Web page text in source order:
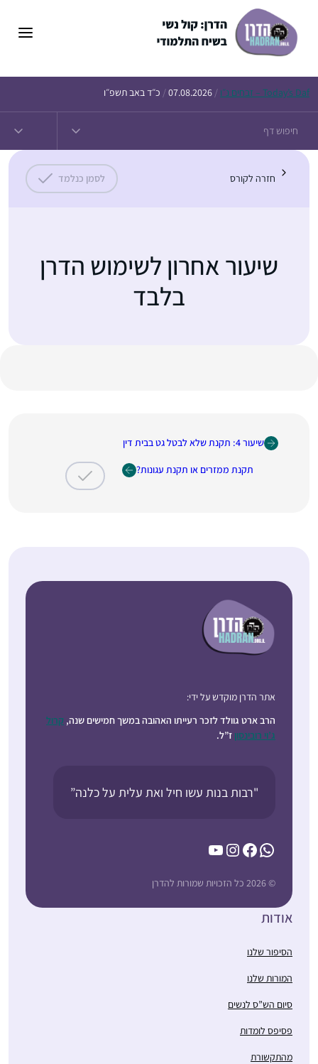
Today’s Daf – זבחים נ״ו /
07.08.2026
/ כ״ד באב תשפ״ו
חזרה לקורס לסמן כנלמד
שיעור אחרון לשימוש הדרן
בלבד
שיעור 4: תקנת שלא לבטל גט בבית דין
תקנת ממזרים או תקנת עגונות?
אתר הדרן מוקדש על ידי:
הרב ארט גוולד לזכר רעייתו האהובה במשך חמישים שנה, קרול
ג’וי רובינסון ז”ל.
"רבות בנות עשו חיל ואת עלית על כלנה”
WhatsApp
Facebook
Instagram
YouTube
© 2026 כל הזכויות שמורות להדרן
אודות
הסיפור שלנו
המורות שלנו
סיום הש”ס לנשים
פסיפס לומדות
מהתקשורת